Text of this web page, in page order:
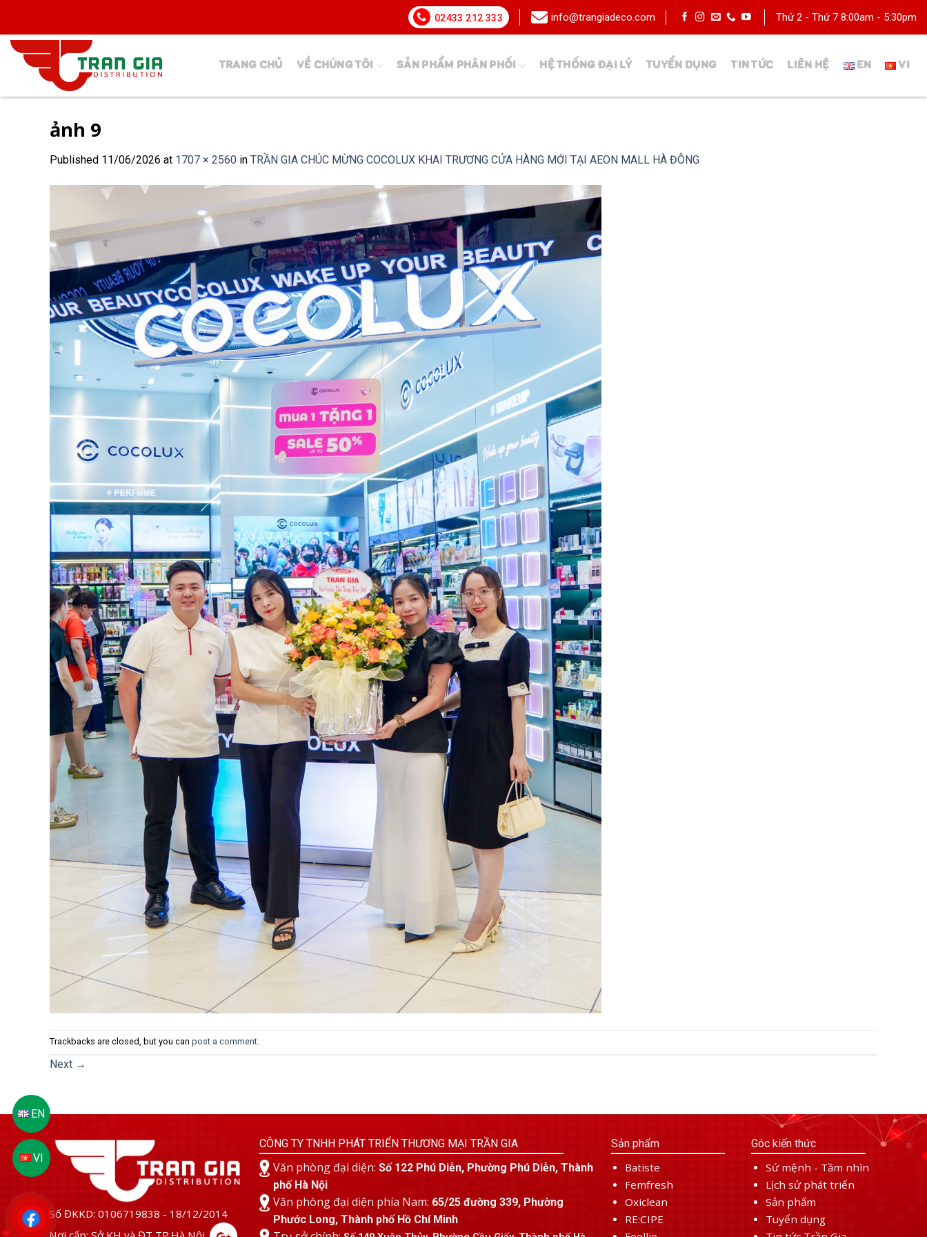
content
02433 212 333 info@trangiadeco.com Thứ 2 - Thứ 7 8:00am - 5:30pm
TRANG CHỦ VỀ CHÚNG TÔI SẢN PHẨM PHÂN PHỐI HỆ THỐNG ĐẠI LÝ TUYỂN DỤNG TIN TỨC LIÊN HỆ
ảnh 9
Published 11/06/2026 at 1707 × 2560 in TRẦN GIA CHÚC MỪNG COCOLUX KHAI TRƯƠNG CỬA HÀNG MỚI TẠI AEON MALL HÀ ĐÔNG
Trackbacks are closed, but you can post a comment
Next →
Số ĐKKD: 0106719838 - 18/12/2014
CÔNG TY TNHH PHÁT TRIỂN THƯƠNG MẠI TRẦN GIA
Văn phòng đại diện:Số 122 Phú Diễn, Phường Phú Diễn, Thành
phố Hà Nội
Văn phòng đại diện phía Nam: 65/25 đường 339, Phường
Phước Long, Thành phố Hồ Chí Minh
Sản phẩm
Batiste
Femfresh
Oxiclean
RE:CIPE
Góc kiến thức
Sứ mệnh - Tầm nhìn
Lịch sử phát triển
Sản phẩm
Tuyển dụng